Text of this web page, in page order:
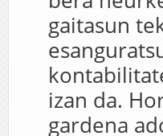
gaitasun
izan da.
gardena